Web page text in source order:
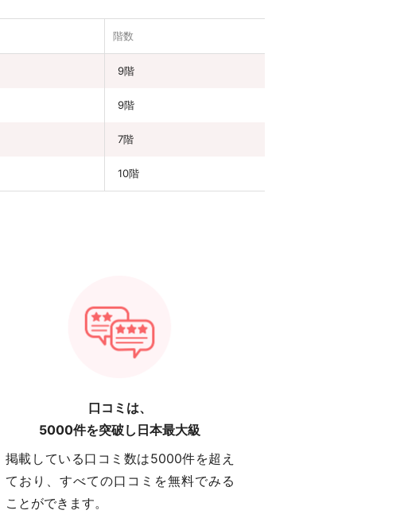
階数
9階
9階
7階
10階
口コミは、
5000件を突破し日本最大級
掲載している口コミ数は5000件を超え
ており、すべての口コミを無料でみる
ことができます。